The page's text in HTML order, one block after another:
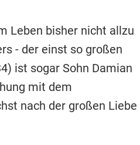
Leben bisher nicht allzu
- der einst so großen
ist sogar Sohn Damian
mit dem
nach der großen Liebe